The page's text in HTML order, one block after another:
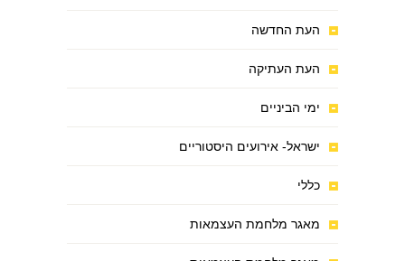
העת החדשה
העת העתיקה
ימי הביניים
ישראל- אירועים היסטוריים
כללי
מאגר מלחמת העצמאות